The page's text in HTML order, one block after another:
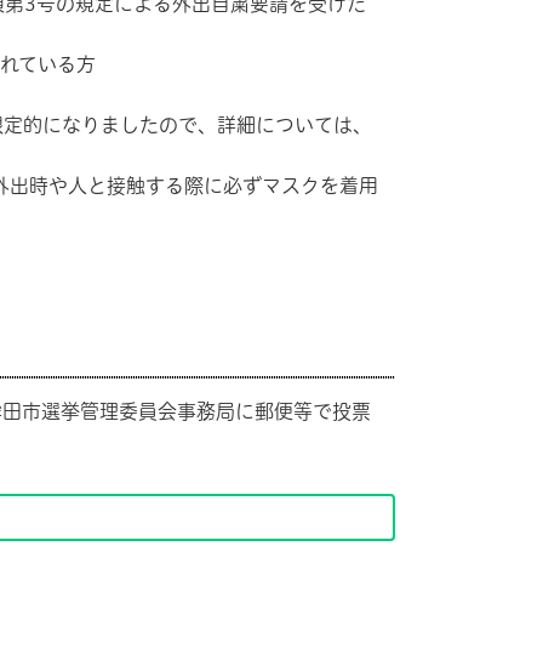
ている方
になりましたので、詳細については、
時や人と接触する際に必ずマスクを着用
市選挙管理委員会事務局に郵便等で投票